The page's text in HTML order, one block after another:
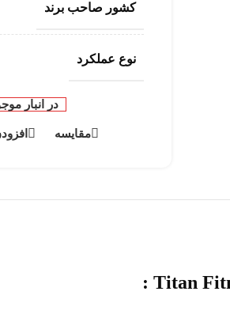
کشور صاحب برند
نوع عملکرد
در انبار
مقایسه